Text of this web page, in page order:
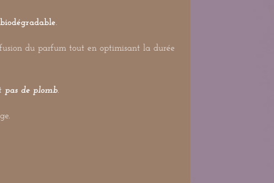
biodégradable.
du parfum tout en optimisant la durée
pas de plomb.